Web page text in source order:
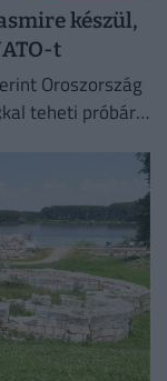
készül,
t
Oroszország
teheti próbára